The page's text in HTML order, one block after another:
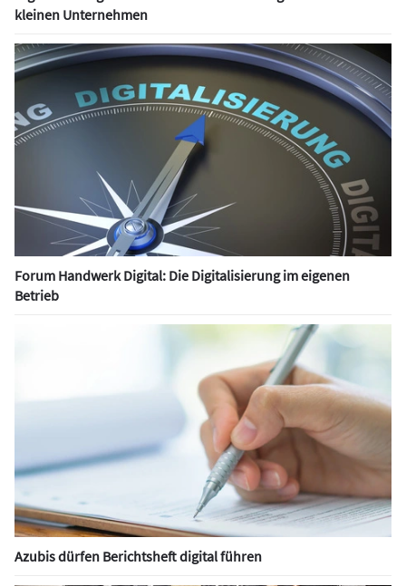
kleinen Unternehmen
Forum Handwerk Digital: Die Digitalisierung im eigenen
Betrieb
Azubis dürfen Berichtsheft digital führen